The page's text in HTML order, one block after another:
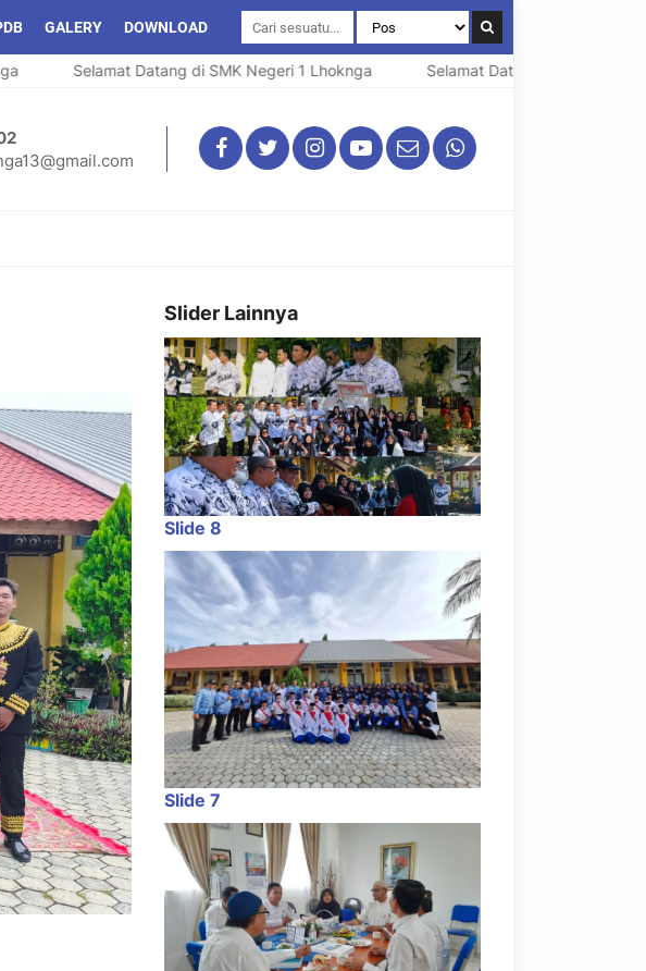
GALERY DOWNLOAD
Selamat Datang di SMK Negeri 1 Lhoknga Selamat Datang di SMK Negeri 1
Slider Lainnya
Slide 8
Slide 7